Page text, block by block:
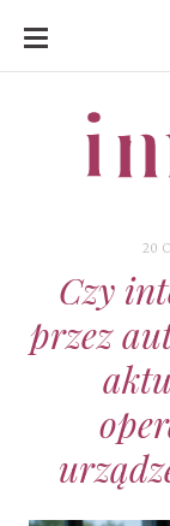
SKIP
CONTENT
20
Czy
przez